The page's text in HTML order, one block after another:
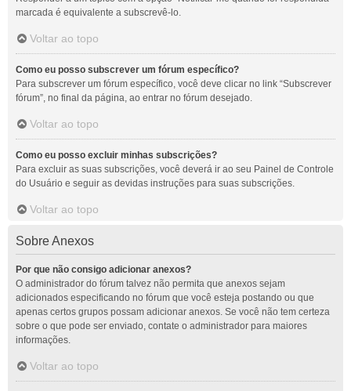
marcada é equivalente a subscrevê-lo.
Voltar ao topo
Como eu posso subscrever um fórum específico?
Para subscrever um fórum específico, você deve clicar no link “Subscrever
fórum”, no final da página, ao entrar no fórum desejado.
Voltar ao topo
Como eu posso excluir minhas subscrições?
Para excluir as suas subscrições, você deverá ir ao seu Painel de Controle
do Usuário e seguir as devidas instruções para suas subscrições.
Voltar ao topo
Sobre Anexos
Por que não consigo adicionar anexos?
O administrador do fórum talvez não permita que anexos sejam
adicionados especificando no fórum que você esteja postando ou que
apenas certos grupos possam adicionar anexos. Se você não tem certeza
sobre o que pode ser enviado, contate o administrador para maiores
informações.
Voltar ao topo